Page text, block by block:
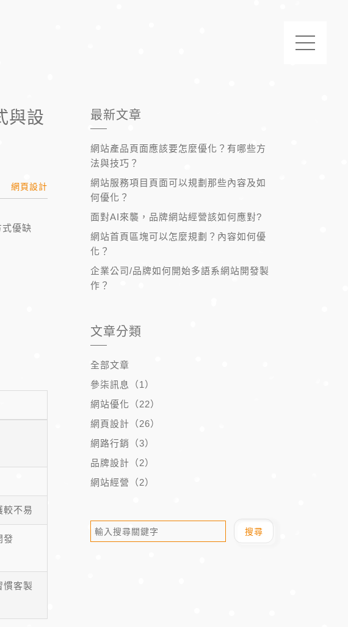
與設
網頁設計
優缺
較不易
發
慣客製
最新文章
網站產品頁面應該要怎麼優化？有哪些方
法與技巧？
網站服務項目頁面可以規劃那些內容及如
何優化？
面對AI來襲，品牌網站經營該如何應對?
網站首頁區塊可以怎麼規劃？內容如何優
化？
企業公司/品牌如何開始多語系網站開發製
作？
文章分類
全部文章
參柒訊息（1）
網站優化（22）
網頁設計（26）
網路行銷（3）
品牌設計（2）
網站經營（2）
搜尋